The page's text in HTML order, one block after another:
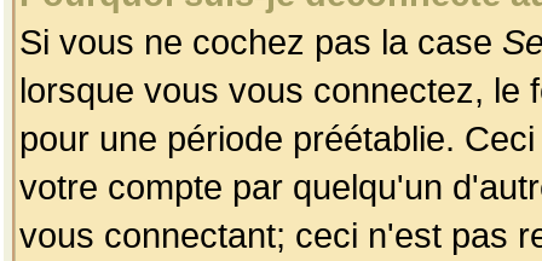
Si vous ne cochez pas la case
lorsque vous vous connectez, le
pour une période préétablie.
votre compte par quelqu'un
vous connectant; ceci n'est pas